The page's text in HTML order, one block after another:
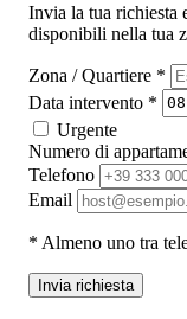
Invia la tua richiesta
disponibili nella tua
Zona / Quartiere *
Data intervento *
Urgente
Numero di
Telefono
Email
* Almeno uno tra
Invia richiesta